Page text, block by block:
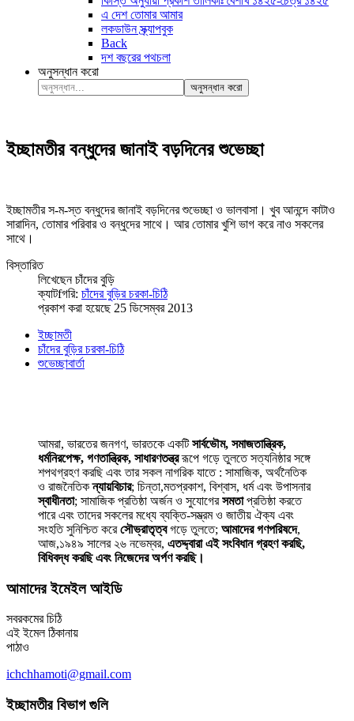
এ দেশ তোমার আমার
লকডাউন স্ক্র্যাপবুক
Back
দশ বছরের পথচলা
অনুসন্ধান করো
অনুসন্ধান করো
ইচ্ছামতীর বন্ধুদের জানাই বড়দিনের শুভেচ্ছা
ইচ্ছামতীর স-ম-স্ত বন্ধুদের জানাই বড়দিনের শুভেচ্ছা ও ভালবাসা। খুব আনন্দে কাটাও
সারাদিন, তোমার পরিবার ও বন্ধুদের সাথে। আর তোমার খুশি ভাগ করে নাও সকলের
সাথে।
বিস্তারিত
লিখেছেনচাঁদের বুড়ি
ক্যাটfগরি: চাঁদের বুড়ির চরকা-চিঠি
প্রকাশ করা হয়েছে 25 ডিসেম্বর 2013
ইচ্ছামতী
চাঁদের বুড়ির চরকা-চিঠি
শুভেচ্ছাবার্তা
আমরা, ভারতের জনগণ, ভারতকে একটিসার্বভৌম, সমাজতান্ত্রিক,
ধর্মনিরপেক্ষ, গণতান্ত্রিক, সাধারণতন্ত্ররূপে গড়ে তুলতে সত্যনিষ্ঠার সঙ্গে
শপথগ্রহণ করছি এবং তার সকল নাগরিক যাতে : সামাজিক, অর্থনৈতিক
ও রাজনৈতিকন্যায়বিচার; চিন্তা,মতপ্রকাশ, বিশ্বাস, ধর্ম এবং উপাসনার
স্বাধীনতা; সামাজিক প্রতিষ্ঠা অর্জন ও সুযোগেরসমতাপ্রতিষ্ঠা করতে
পারে এবং তাদের সকলের মধ্যে ব্যক্তি-সম্ভ্রম ও জাতীয় ঐক্য এবং
সংহতি সুনিশ্চিত করেসৌভ্রাতৃত্বগড়ে তুলতে; আমাদের গণপরিষদে,
আজ,১৯৪৯ সালের ২৬ নভেম্বর, এতদ্দ্বারা এই সংবিধান গ্রহণ করছি,
বিধিবদ্ধ করছি এবং নিজেদের অর্পণ করছি।
আমাদের ইমেইল আইডি
সবরকমের চিঠি
এই ইমেল ঠিকানায়
পাঠাও
ichchhamoti@gmail.com
ইচ্ছামতীর বিভাগ গুলি